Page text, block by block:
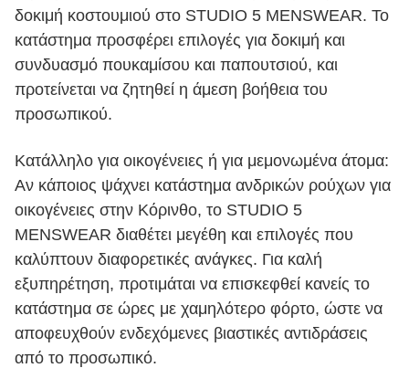
δοκιμή κοστουμιού στο STUDIO 5 MENSWEAR. Το
κατάστημα προσφέρει επιλογές για δοκιμή και
συνδυασμό πουκαμίσου και παπουτσιού, και
προτείνεται να ζητηθεί η άμεση βοήθεια του
προσωπικού.
Κατάλληλο για οικογένειες ή για μεμονωμένα άτομα:
Αν κάποιος ψάχνει κατάστημα ανδρικών ρούχων για
οικογένειες στην Κόρινθο, το STUDIO 5
MENSWEAR διαθέτει μεγέθη και επιλογές που
καλύπτουν διαφορετικές ανάγκες. Για καλή
εξυπηρέτηση, προτιμάται να επισκεφθεί κανείς το
κατάστημα σε ώρες με χαμηλότερο φόρτο, ώστε να
αποφευχθούν ενδεχόμενες βιαστικές αντιδράσεις
από το προσωπικό.